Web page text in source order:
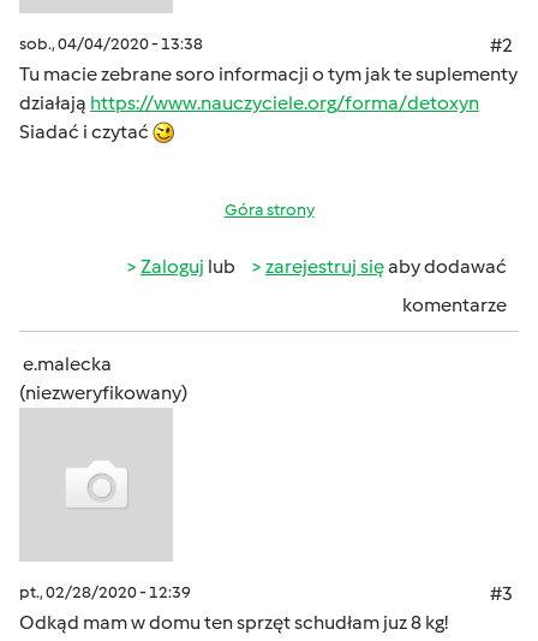
sob., 04/04/2020 - 13:38
#2
Tu macie zebrane soro informacji o tym jak te suplementy
działają https://www.nauczyciele.org/forma/detoxyn
Siadać i czytać
Góra strony
Zaloguj lub zarejestruj sięaby dodawać
komentarze
e.malecka
(niezweryfikowany)
pt., 02/28/2020 - 12:39
#3
Odkąd mam w domu ten sprzęt schudłam juz 8 kg!